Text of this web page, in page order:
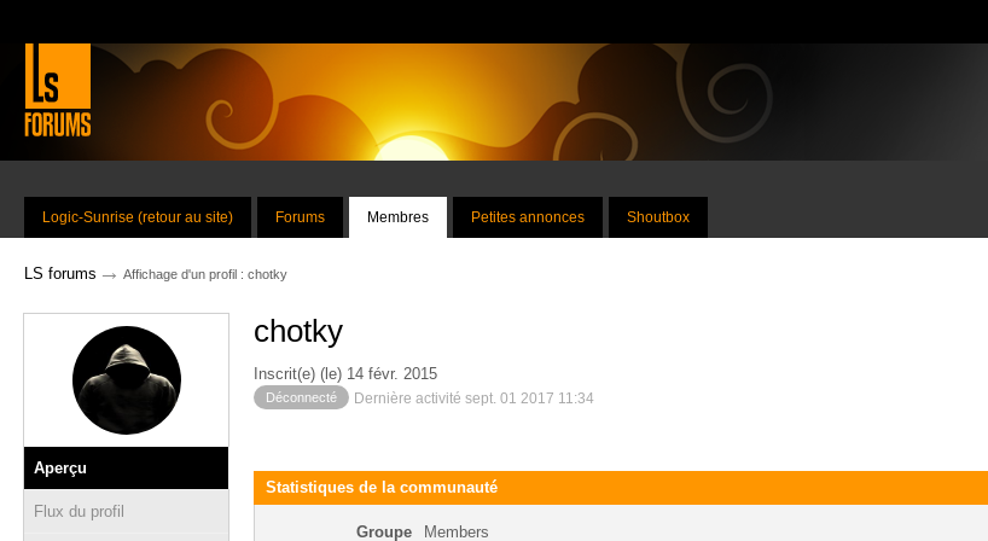
Logic-Sunrise (retour au site) Forums Membres Petites annonces Shoutbox
LS forums → Affichage d'un profil : chotky
Aperçu
Flux du profil
chotky
Inscrit(e) (le) 14 févr. 2015
Déconnecté Dernière activité sept. 01 2017 11:34
Statistiques de la communauté
Groupe Members